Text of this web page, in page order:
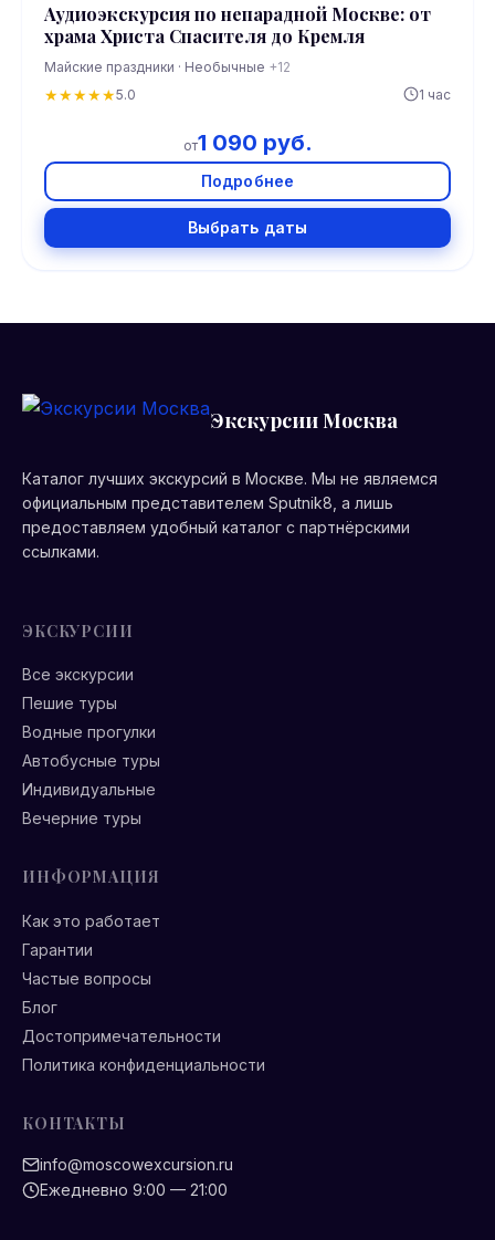
Аудиоэкскурсия по непарадной Москве: от
храма Христа Спасителя до Кремля
Майские праздники · Необычные +12
★★★★★5.0 1 час
от1 090 руб.
Подробнее
Выбрать даты
Экскурсии Москва
Каталог лучших экскурсий в Москве. Мы не являемся
официальным представителем Sputnik8, а лишь
предоставляем удобный каталог с партнёрскими
ссылками.
ЭКСКУРСИИ
Все экскурсии
Пешие туры
Водные прогулки
Автобусные туры
Индивидуальные
Вечерние туры
ИНФОРМАЦИЯ
Как это работает
Гарантии
Частые вопросы
Блог
Достопримечательности
Политика конфиденциальности
КОНТАКТЫ
info@moscowexcursion.ru
Ежедневно 9:00 — 21:00